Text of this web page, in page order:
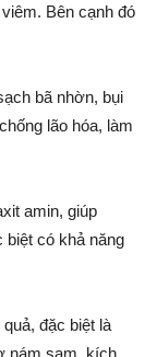
Bên cạnh đó
bã nhờn, bụi
lão hóa, làm
amin, giúp
biệt có khả năng
đặc biệt là
nám sạm, kích